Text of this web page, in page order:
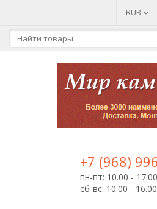
RUB
+7 (968)
пн-пт: 10.00 - 17.00
сб-вс: 10.00 - 16.00